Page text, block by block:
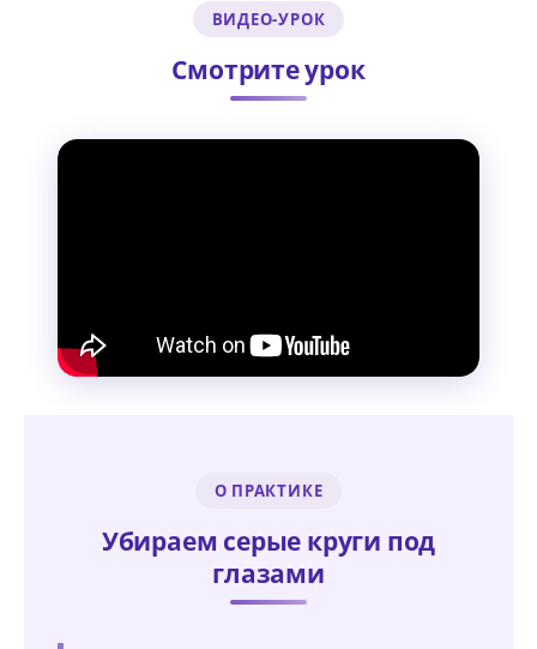
ВИДЕО-УРОК
Смотрите урок
О ПРАКТИКЕ
Убираем серые круги под
глазами